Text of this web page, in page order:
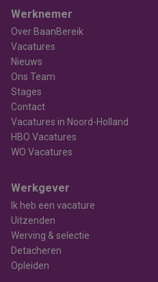
Werknemer
Over BaanBereik
Vacatures
Nieuws
Ons Team
Stages
Contact
Vacatures in Noord-Holland
HBO Vacatures
WO Vacatures
Werkgever
Ik heb een vacature
Uitzenden
Werving & selectie
Detacheren
Opleiden